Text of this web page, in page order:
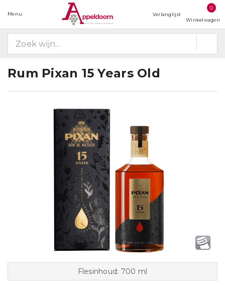
Menu Verlanglijst
0
Winkelwagen
Rum Pixan 15 Years Old
Flesinhoud: 700 ml